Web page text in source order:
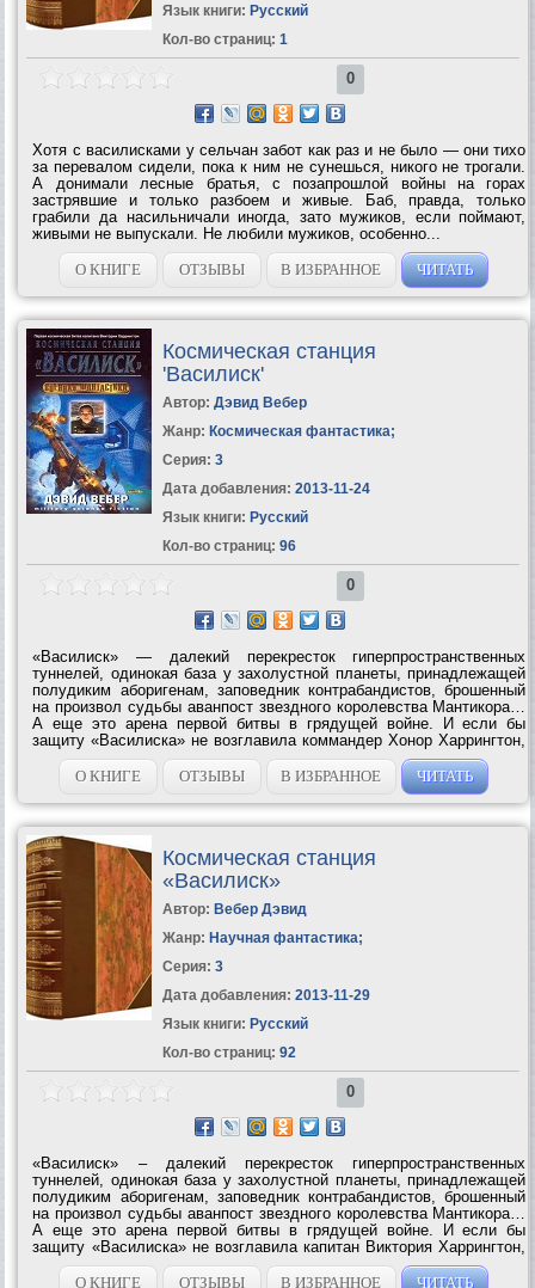
Язык книги: Русский
Кол-во страниц: 1
0
Хотя с василисками у сельчан забот как раз и не было — они тихо
за перевалом сидели, пока к ним не сунешься, никого не трогали.
А донимали лесные братья, с позапрошлой войны на горах
застрявшие и только разбоем и живые. Баб, правда, только
грабили да насильничали иногда, зато мужиков, если поймают,
живыми не выпускали. Не любили мужиков, особенно...
О КНИГЕ
ОТЗЫВЫ В ИЗБРАННОЕ ЧИТАТЬ
Космическая станция
'Василиск'
Автор: Дэвид Вебер
Жанр: Космическая фантастика;
Серия: 3
Дата добавления: 2013-11-24
Язык книги: Русский
Кол-во страниц: 96
0
«Василиск» — далекий перекресток гиперпространственных
туннелей, одинокая база у захолустной планеты, принадлежащей
полудиким аборигенам, заповедник контрабандистов, брошенный
на произвол судьбы аванпост звездного королевства Мантикора…
А еще это арена первой битвы в грядущей войне. И если бы
защиту «Василиска» не возглавила коммандер Хонор Харрингтон,
у Мантикоры не было бы шансов на...
О КНИГЕ
ОТЗЫВЫ В ИЗБРАННОЕ ЧИТАТЬ
Космическая станция
«Василиск»
Автор: Вебер Дэвид
Жанр: Научная фантастика;
Серия: 3
Дата добавления: 2013-11-29
Язык книги: Русский
Кол-во страниц: 92
0
«Василиск» – далекий перекресток гиперпространственных
туннелей, одинокая база у захолустной планеты, принадлежащей
полудиким аборигенам, заповедник контрабандистов, брошенный
на произвол судьбы аванпост звездного королевства Мантикора…
А еще это арена первой битвы в грядущей войне. И если бы
защиту «Василиска» не возглавила капитан Виктория Харрингтон,
у Мантикоры не было бы шансов на...
О КНИГЕ
ОТЗЫВЫ В ИЗБРАННОЕ ЧИТАТЬ